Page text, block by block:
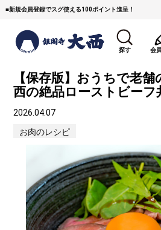
■新規会員登録でスグ使える100ポイント進呈！
探す
すき焼き 焼 肉
しゃぶしゃぶ コマ切れミンチ
焼豚など（豚肉の加工
牛丼など（牛肉の加
会
【保存版】おうちで老
西の絶品ローストビーフ
2026.04.07
お肉のレシピ